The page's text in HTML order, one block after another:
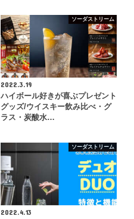
ソーダストリーム
2022.3.19
ハイボール好きが喜ぶプレゼント
グッズ/ウイスキー飲み比べ・グ
ラス・炭酸水…
ソーダストリーム
2022.4.13